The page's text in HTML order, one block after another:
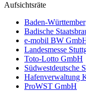
Aufsichtsräte
Baden-
Badische
e-mobil BW
Landesmesse
Toto-Lotto GmbH
Südwestdeutsche
Hafenverwaltung
ProWST GmbH